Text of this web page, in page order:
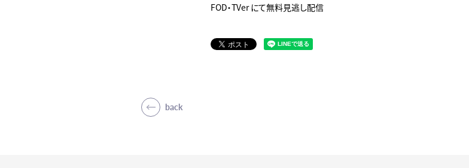
FOD・TVer にて無料見逃し配信
back